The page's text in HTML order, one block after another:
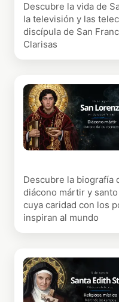
Descubre la vida de
la televisión y las
discípula de San
Clarisas
Descubre la biografía
diácono mártir y
cuya caridad con los
inspiran al mundo